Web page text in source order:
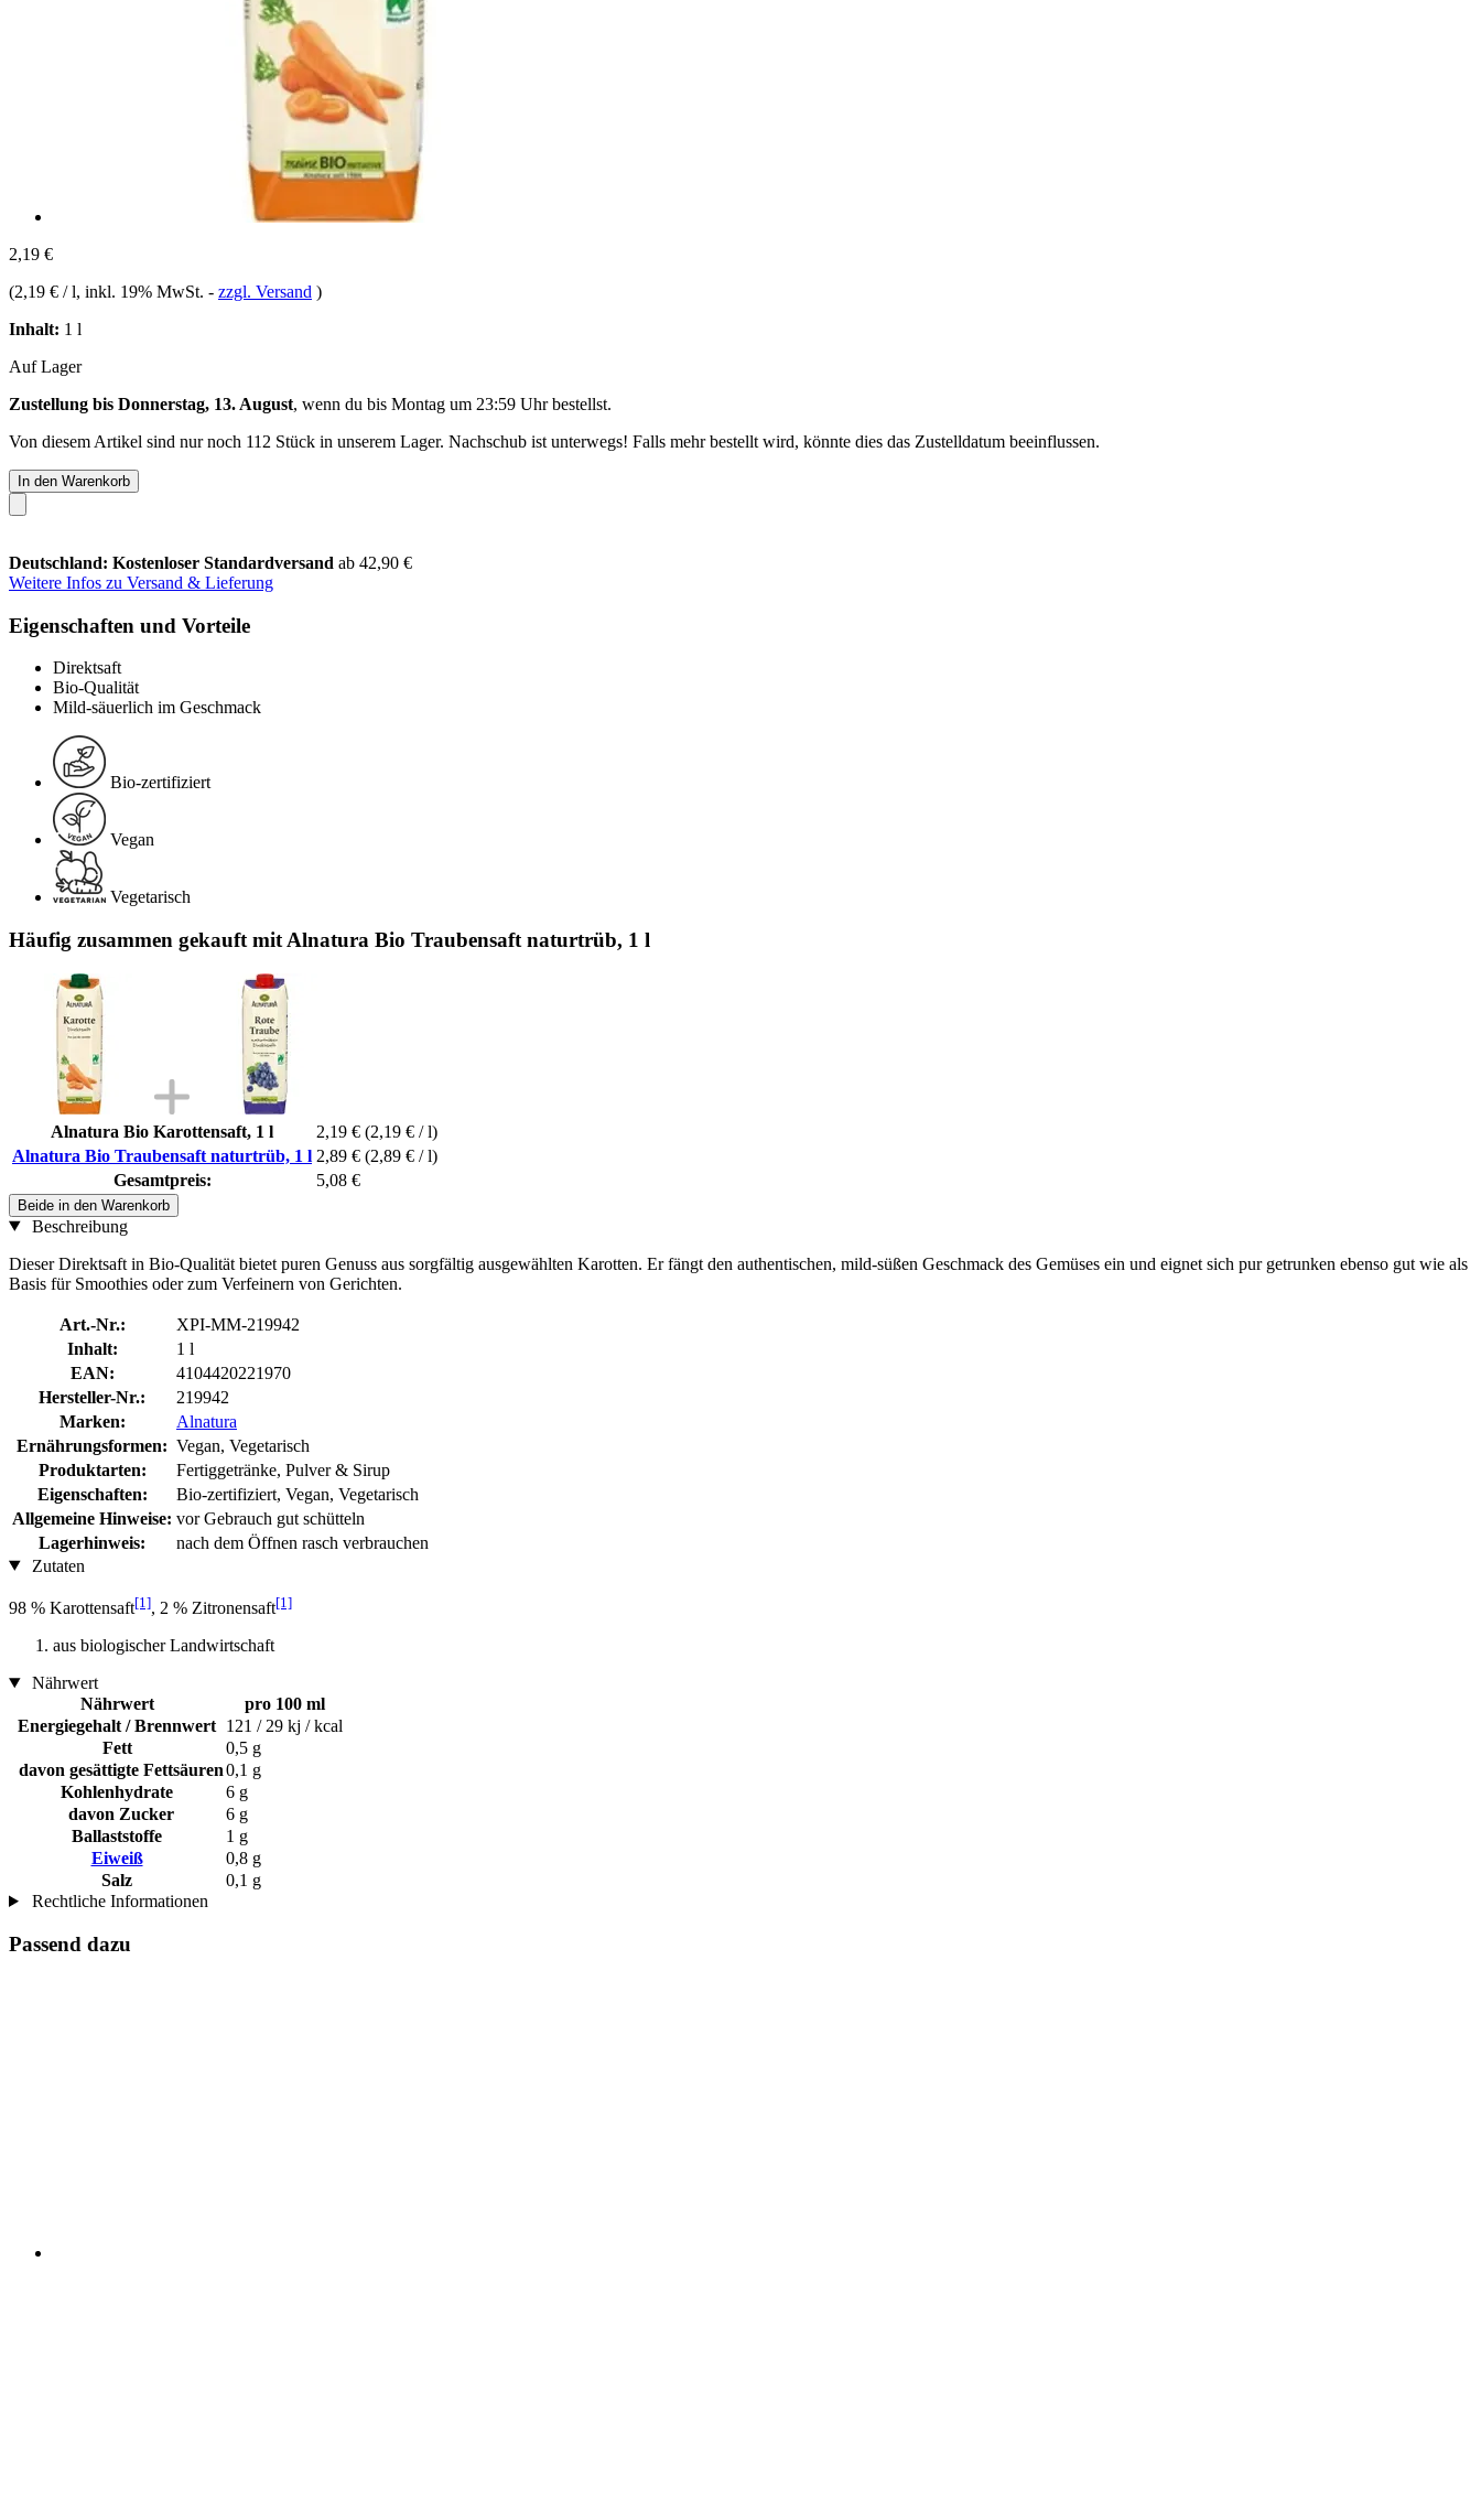
2,19 €
(2,19 € / l, inkl. 19% MwSt. - zzgl. Versand )
Inhalt: 1 l
Auf Lager
Zustellung bis Donnerstag, 13. August, wenn du bis Montag um 23:59 Uhrbestellst.
Von diesem Artikel sind nur noch 112 Stück in unserem Lager. Nachschub ist unterwegs! Falls mehr bestellt wird, könnte dies das Zustelldatum beeinflussen.
In den Warenkorb
Deutschland: Kostenloser Standardversand ab 42,90 €
Weitere Infos zu Versand & Lieferung
Eigenschaften und Vorteile
Direktsaft
Bio-Qualität
Mild-säuerlich im Geschmack
Bio-zertifiziert
Vegan
Vegetarisch
Häufig zusammen gekauft mit Alnatura Bio Traubensaft naturtrüb, 1 l
Alnatura Bio Karottensaft, 1 l 2,19 € (2,19 € / l)
Alnatura Bio Traubensaft naturtrüb, 1 l 2,89 € (2,89 € / l)
Gesamtpreis:
5,08 €
Beide in den Warenkorb
Beschreibung
Dieser Direktsaft in Bio-Qualität bietet puren Genuss aus sorgfältig ausgewählten Karotten. Er fängt den authentischen, mild-süßen Geschmack des Gemüses ein und eignet sich pur getrunken ebenso gut wie als
Basis für Smoothies oder zum Verfeinern von Gerichten.
Art.-Nr.:
XPI-MM-219942
Inhalt:
1 l
EAN:
4104420221970
Hersteller-Nr.:
219942
Marken:
Alnatura
Ernährungsformen: Vegan, Vegetarisch
Produktarten:
Fertiggetränke, Pulver & Sirup
Eigenschaften:
Bio-zertifiziert, Vegan, Vegetarisch
Allgemeine Hinweise: vor Gebrauch gut schütteln
Lagerhinweis:
nach dem Öffnen rasch verbrauchen
Zutaten
98 % Karottensaft[1], 2 % Zitronensaft[1]
aus biologischer Landwirtschaft
Nährwert
Nährwert
pro 100 ml
Energiegehalt / Brennwert 121 / 29 kj / kcal
Fett
0,5 g
davon gesättigte Fettsäuren0,1 g
Kohlenhydrate
6 g
davon Zucker
6 g
Ballaststoffe
1 g
Eiweiß
0,8 g
Salz
0,1 g
Rechtliche Informationen
Passend dazu